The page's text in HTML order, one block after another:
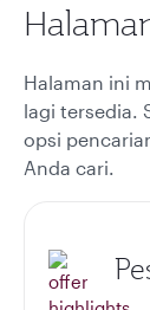
Halaman ini
lagi tersedia.
opsi
Anda cari.